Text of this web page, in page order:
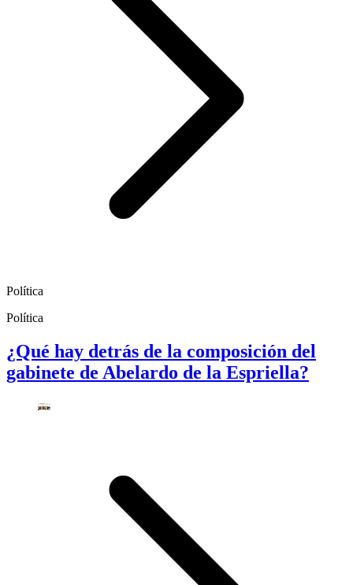
Política
Política
¿Qué hay detrás de la composición del
gabinete de Abelardo de la Espriella?